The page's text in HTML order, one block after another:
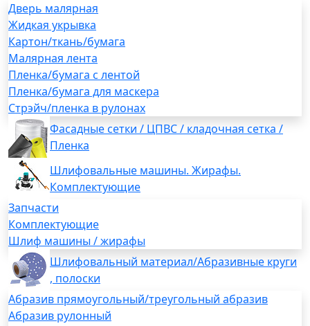
Дверь малярная
Жидкая укрывка
Картон/ткань/бумага
Малярная лента
Пленка/бумага с лентой
Пленка/бумага для маскера
Стрэйч/пленка в рулонах
Фасадные сетки / ЦПВС / кладочная сетка /
Пленка
Шлифовальные машины. Жирафы.
Комплектующие
Запчасти
Комплектующие
Шлиф машины / жирафы
Шлифовальный материал/Абразивные круги
, полоски
Абразив прямоугольный/треугольный абразив
Абразив рулонный